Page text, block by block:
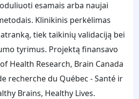
esamais arba naujai
Klinikinis perkėlimas
tiek taikinių validaciją bei
tyrimus. Projektą finansavo
Health Research, Brain Canada
recherche du Québec - Santé ir
Brains, Healthy Lives.